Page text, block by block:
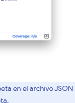
en el archivo JSON